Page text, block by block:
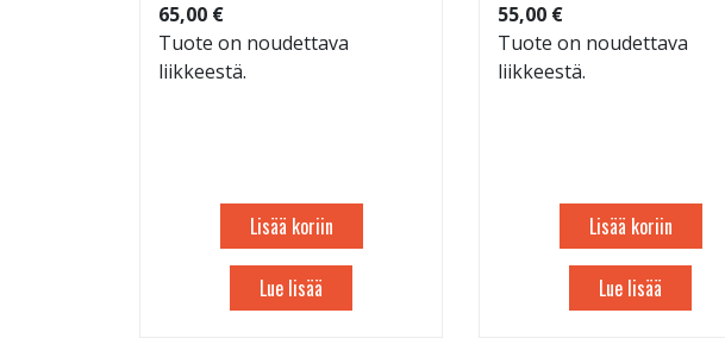
65,00 €
Tuote on noudettava
liikkeestä.
Lisää koriin
Lue lisää
55,00 €
Tuote on noudettava
liikkeestä.
Lisää koriin
Lue lisää